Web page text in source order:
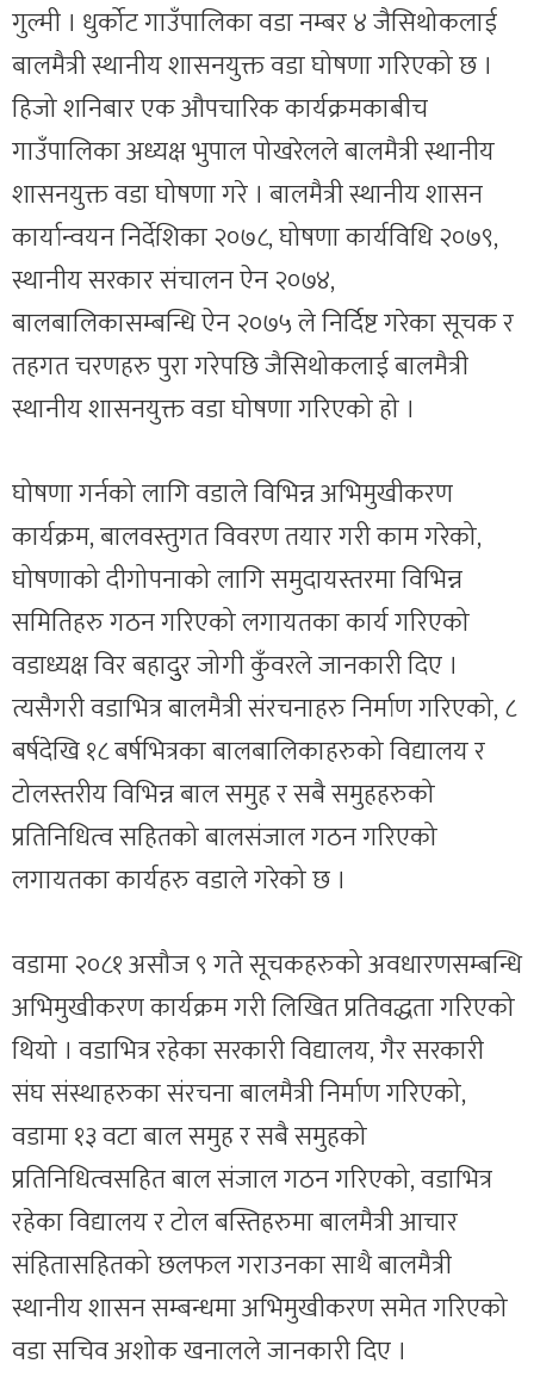
गुल्मी । धुर्कोट गाउँपालिका वडा नम्बर ४ जैसिथोकलाई
बालमैत्री स्थानीय शासनयुक्त वडा घोषणा गरिएको छ ।
हिजो शनिबार एक औपचारिक कार्यक्रमकाबीच
गाउँपालिका अध्यक्ष भुपाल पोखरेलले बालमैत्री स्थानीय
शासनयुक्त वडा घोषणा गरे । बालमैत्री स्थानीय शासन
कार्यान्वयन निर्देशिका २०७८, घोषणा कार्यविधि २०७९,
स्थानीय सरकार संचालन ऐन २०७४,
बालबालिकासम्बन्धि ऐन २०७५ ले निर्दिष्ट गरेका सूचक र
तहगत चरणहरु पुरा गरेपछि जैसिथोकलाई बालमैत्री
स्थानीय शासनयुक्त वडा घोषणा गरिएको हो ।
घोषणा गर्नको लागि वडाले विभिन्न अभिमुखीकरण
कार्यक्रम, बालवस्तुगत विवरण तयार गरी काम गरेको,
घोषणाको दीगोपनाको लागि समुदायस्तरमा विभिन्न
समितिहरु गठन गरिएको लगायतका कार्य गरिएको
वडाध्यक्ष विर बहादुुर जोगी कुँवरले जानकारी दिए ।
त्यसैगरी वडाभित्र बालमैत्री संरचनाहरु निर्माण गरिएको, ८
बर्षदेखि १८ बर्षभित्रका बालबालिकाहरुको विद्यालय र
टोलस्तरीय विभिन्न बाल समुह र सबै समुहहरुको
प्रतिनिधित्व सहितको बालसंजाल गठन गरिएको
लगायतका कार्यहरु वडाले गरेको छ ।
वडामा २०८१ असौज ९ गते सूचकहरुको अवधारणसम्बन्धि
अभिमुखीकरण कार्यक्रम गरी लिखित प्रतिवद्धता गरिएको
थियो । वडाभित्र रहेका सरकारी विद्यालय, गैर सरकारी
संघ संस्थाहरुका संरचना बालमैत्री निर्माण गरिएको,
वडामा १३ वटा बाल समुह र सबै समुहको
प्रतिनिधित्वसहित बाल संजाल गठन गरिएको, वडाभित्र
रहेका विद्यालय र टोल बस्तिहरुमा बालमैत्री आचार
संहितासहितको छलफल गराउनका साथै बालमैत्री
स्थानीय शासन सम्बन्धमा अभिमुखीकरण समेत गरिएको
वडा सचिव अशोक खनालले जानकारी दिए ।